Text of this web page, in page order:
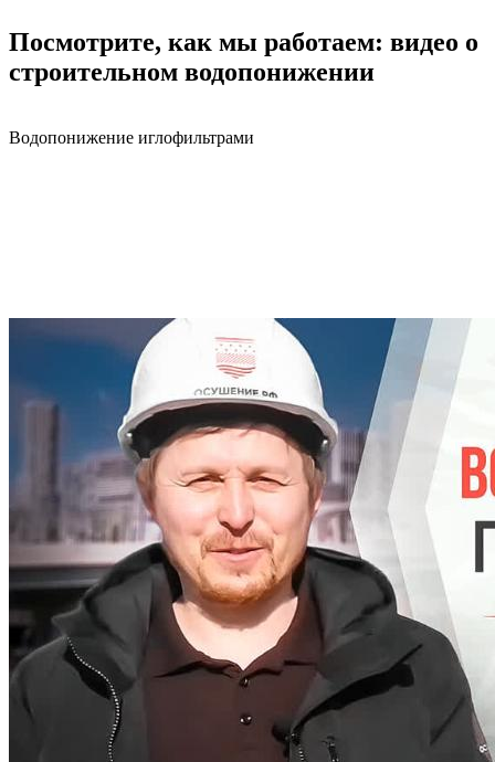
Посмотрите, как мы работаем: видео о
строительном водопонижении
Водопонижение иглофильтрами